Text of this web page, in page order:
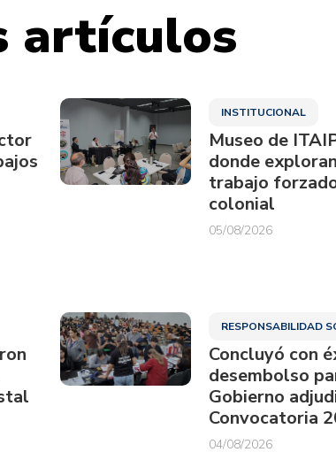
artículos
INSTITUCIONAL
Museo de
donde
trabajo
colonial
05/08/2026
RESPONSABILIDAD
Concluyó con
desembolso
Gobierno
Convocatoria
04/08/2026